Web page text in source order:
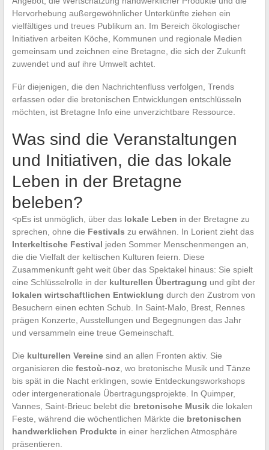
Hervorhebung außergewöhnlicher Unterkünfte ziehen ein
vielfältiges und treues Publikum an. Im Bereich ökologischer
Initiativen arbeiten Köche, Kommunen und regionale Medien
gemeinsam und zeichnen eine Bretagne, die sich der Zukunft
zuwendet und auf ihre Umwelt achtet.
Für diejenigen, die den Nachrichtenfluss verfolgen, Trends
erfassen oder die bretonischen Entwicklungen entschlüsseln
möchten, ist Bretagne Info eine unverzichtbare Ressource.
Was sind die Veranstaltungen
und Initiativen, die das lokale
Leben in der Bretagne
beleben?
<pEs ist unmöglich, über das lokale Leben in der Bretagne zu
sprechen, ohne die Festivals zu erwähnen. In Lorient zieht das
Interkeltische Festival jeden Sommer Menschenmengen an,
die die Vielfalt der keltischen Kulturen feiern. Diese
Zusammenkunft geht weit über das Spektakel hinaus: Sie spielt
eine Schlüsselrolle in der kulturellen Übertragung und gibt der
lokalen wirtschaftlichen Entwicklung durch den Zustrom von
Besuchern einen echten Schub. In Saint-Malo, Brest, Rennes
prägen Konzerte, Ausstellungen und Begegnungen das Jahr
und versammeln eine treue Gemeinschaft.
Die kulturellen Vereinesind an allen Fronten aktiv. Sie
organisieren die festoù-noz, wo bretonische Musik und Tänze
bis spät in die Nacht erklingen, sowie Entdeckungsworkshops
oder intergenerationale Übertragungsprojekte. In Quimper,
Vannes, Saint-Brieuc belebt die bretonische Musikdie lokalen
Feste, während die wöchentlichen Märkte die bretonischen
handwerklichen Produktein einer herzlichen Atmosphäre
präsentieren.